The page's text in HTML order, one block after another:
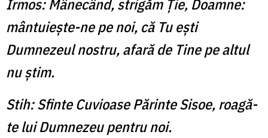
Irmos: Mânecând, strigăm Ţie, Doamne:
mântuieşte-ne pe noi, că Tu eşti
Dumnezeul nostru, afară de Tine pe altul
nu ştim.
Stih: Sfinte Cuvioase Părinte Sisoe, roagă-
te lui Dumnezeu pentru noi.